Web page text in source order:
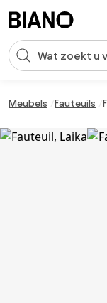
Zoekopdracht
Meubels Fauteuils